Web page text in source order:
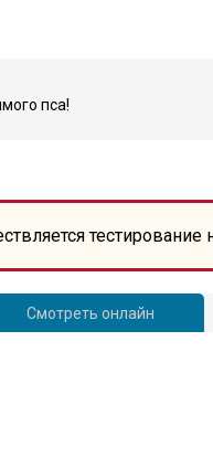
пса!
Смотреть онлайн